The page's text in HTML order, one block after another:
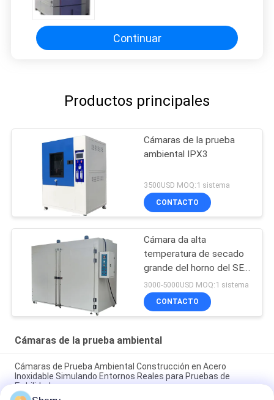
Continuar
Productos principales
Cámaras de la prueba
ambiental IPX3
3500USD MOQ:1 sistema
CONTACTO
Cámara da alta
temperatura de secado
grande del horno del SEC
SUS304 Oven Industrial
del PID
3000-5000USD MOQ:1 sistema
CONTACTO
Cámaras de la prueba ambiental
Cámaras de Prueba Ambiental Construcción en Acero
Inoxidable Simulando Entornos Reales para Pruebas de
Fiabilidad